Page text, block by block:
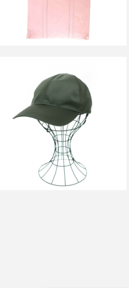
プラダ RE-NYLON ロゴプレートナイロ
ンキャップ 2HC274
買取金額20,000円
詳しく見る